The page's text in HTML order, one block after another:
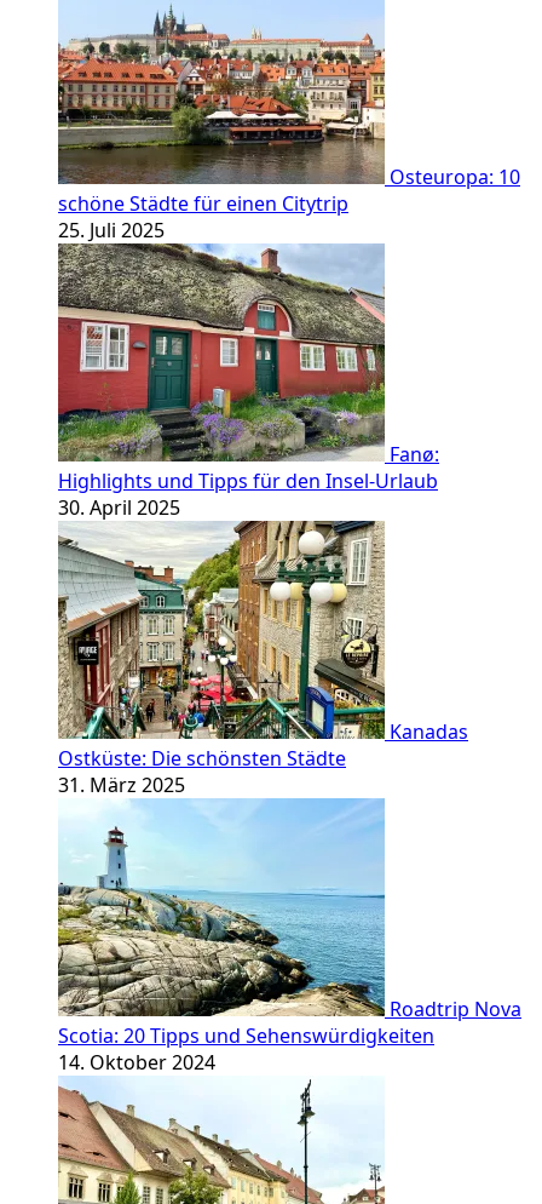
Osteuropa: 10
schöne Städte für einen Citytrip
25. Juli 2025
Fanø:
Highlights und Tipps für den Insel-Urlaub
30. April 2025
Kanadas
Ostküste: Die schönsten Städte
31. März 2025
Roadtrip Nova
Scotia: 20 Tipps und Sehenswürdigkeiten
14. Oktober 2024